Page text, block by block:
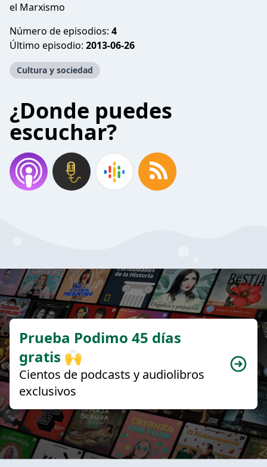
el Marxismo
Número de episodios: 4
Último episodio: 2013-06-26
Cultura y sociedad
¿Donde puedes
escuchar?
Prueba Podimo 45 días
gratis 🙌
Cientos de podcasts y audiolibros
exclusivos